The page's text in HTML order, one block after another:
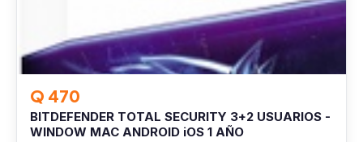
Q 470
BITDEFENDER TOTAL SECURITY 3+2 USUARIOS -
WINDOW MAC ANDROID iOS 1 AÑO